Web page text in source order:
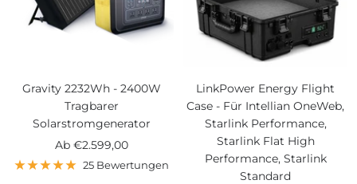
Gravity 2232Wh - 2400W
Tragbarer
Solarstromgenerator
Angebotspreis
Ab €2.599,00
25 Bewertungen
LinkPower Energy Flight
Case - Für Intellian OneWeb,
Starlink Performance,
Starlink Flat High
Performance, Starlink
Standard